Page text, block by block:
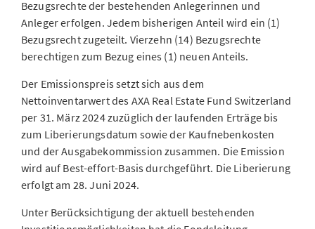
Bezugsrechte der bestehenden Anlegerinnen und
Anleger erfolgen. Jedem bisherigen Anteil wird ein (1)
Bezugsrecht zugeteilt. Vierzehn (14) Bezugsrechte
berechtigen zum Bezug eines (1) neuen Anteils.
Der Emissionspreis setzt sich aus dem
Nettoinventarwert des AXA Real Estate Fund Switzerland
per 31. März 2024 zuzüglich der laufenden Erträge bis
zum Liberierungsdatum sowie der Kaufnebenkosten
und der Ausgabekommission zusammen. Die Emission
wird auf Best-effort-Basis durchgeführt. Die Liberierung
erfolgt am 28. Juni 2024.
Unter Berücksichtigung der aktuell bestehenden